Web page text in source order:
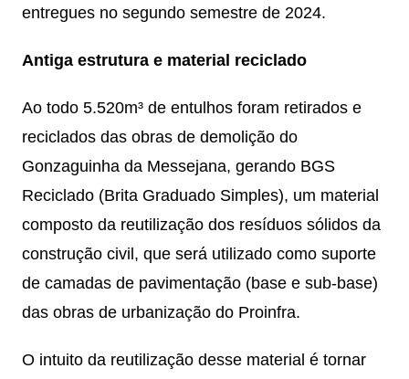
entregues no segundo semestre de 2024.
Antiga estrutura e material reciclado
Ao todo 5.520m³ de entulhos foram retirados e
reciclados das obras de demolição do
Gonzaguinha da Messejana, gerando BGS
Reciclado (Brita Graduado Simples), um material
composto da reutilização dos resíduos sólidos da
construção civil, que será utilizado como suporte
de camadas de pavimentação (base e sub-base)
das obras de urbanização do Proinfra.
O intuito da reutilização desse material é tornar